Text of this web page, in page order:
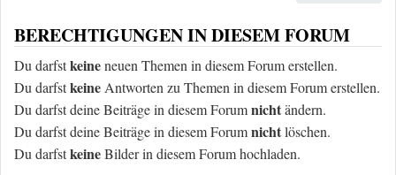
BERECHTIGUNGEN IN DIESEM FORUM
Du darfstkeineneuen Themen in diesem Forum erstellen.
Du darfstkeine Antworten zu Themen in diesem Forum erstellen.
Du darfst deine Beiträge in diesem Forumnichtändern.
Du darfst deine Beiträge in diesem Forumnichtlöschen.
Du darfstkeineBilder in diesem Forum hochladen.